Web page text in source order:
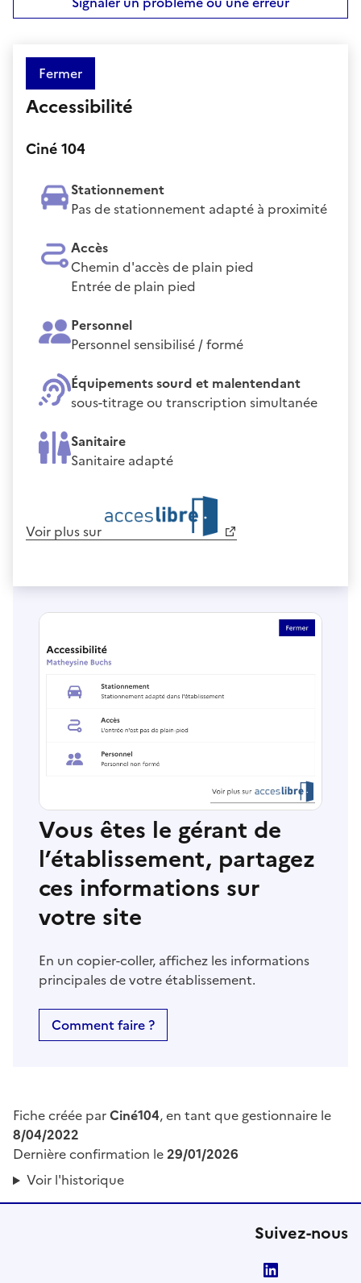
Fermer
Accessibilité
Ciné 104
Stationnement
Pas de stationnement adapté à proximité
Accès
Chemin d'accès de plain pied
Entrée de plain pied
Personnel
Personnel sensibilisé / formé
Équipements sourd et malentendant
sous-titrage ou transcription simultanée
Sanitaire
Sanitaire adapté
Voir plus sur
Vous êtes le gérant de
l’établissement, partagez
ces informations sur
votre site
En un copier-coller, affichez les informations
principales de votre établissement.
Comment faire ?
Fiche créée parCiné104, en tant que gestionnaire le
8/04/2022
Dernière confirmation le29/01/2026
Voir l'historique
Suivez-nous